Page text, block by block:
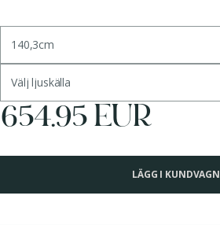
140,3cm
Välj ljuskälla
654.95 EUR
LÄGG I KUNDVAGN